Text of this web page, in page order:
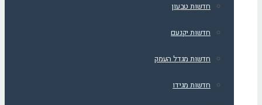
חדשות טבעון
חדשות יקנעם
חדשות מגדל העמק
חדשות מגידו